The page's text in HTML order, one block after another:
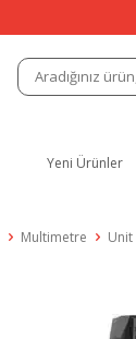
Yeni Ürünler
Multimetre Unit